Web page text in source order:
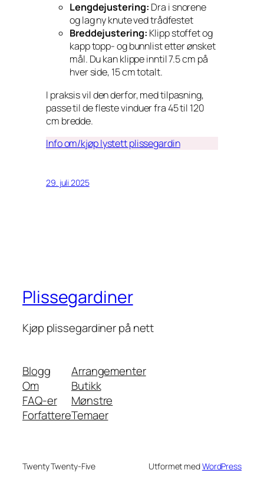
Lengdejustering: Dra i snorene
og lag ny knute ved trådfestet
Breddejustering: Klipp stoffet og
kapp topp- og bunnlist etter ønsket
mål. Du kan klippe inntil 7.5 cm på
hver side, 15 cm totalt.
I praksis vil den derfor, med tilpasning,
passe til de fleste vinduer fra 45 til 120
cm bredde.
Info om/kjøp lystett plissegardin
29. juli 2025
Plissegardiner
Kjøp plissegardiner på nett
Blogg
Om
FAQ-er
Forfattere
Arrangementer
Butikk
Mønstre
Temaer
Twenty Twenty-Five Utformet medWordPress